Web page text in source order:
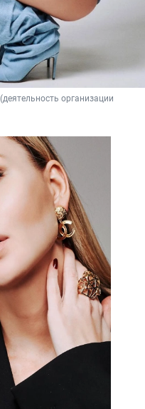
организации